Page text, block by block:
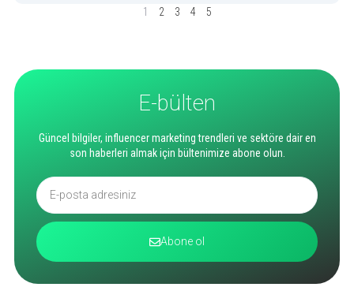
1 2 3 4 5
E-bülten
Güncel bilgiler, influencer marketing trendleri ve sektöre dair en
son haberleri almak için bültenimize abone olun.
Abone ol